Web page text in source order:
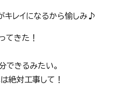
キレイになるから愉しみ♪
てきた！
できるみたい。
絶対工事して！